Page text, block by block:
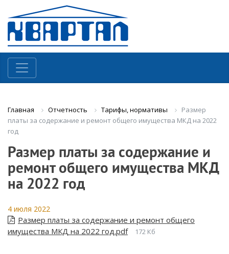
Главная Отчетность Тарифы, нормативы
Размер
платы за содержание и ремонт общего имущества МКД на 2022
год
Размер платы за содержание и
ремонт общего имущества МКД
на 2022 год
4 июля 2022
Размер платы за содержание и ремонт общего
имущества МКД на 2022 год.pdf
172 Кб